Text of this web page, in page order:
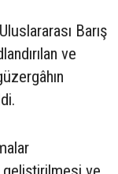
Barış
ve